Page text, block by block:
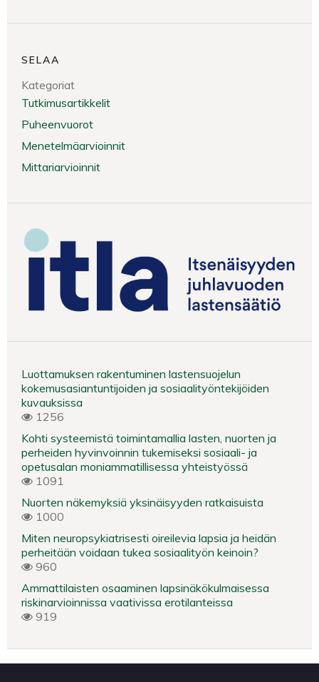
SELAA
Kategoriat
Tutkimusartikkelit
Puheenvuorot
Menetelmäarvioinnit
Mittariarvioinnit
Luottamuksen rakentuminen lastensuojelun
kokemusasiantuntijoiden ja sosiaalityöntekijöiden
kuvauksissa
1256
Kohti systeemistä toimintamallia lasten, nuorten ja
perheiden hyvinvoinnin tukemiseksi sosiaali- ja
opetusalan moniammatillisessa yhteistyössä
1091
Nuorten näkemyksiä yksinäisyyden ratkaisuista
1000
Miten neuropsykiatrisesti oireilevia lapsia ja heidän
perheitään voidaan tukea sosiaalityön keinoin?
960
Ammattilaisten osaaminen lapsinäkökulmaisessa
riskinarvioinnissa vaativissa erotilanteissa
919